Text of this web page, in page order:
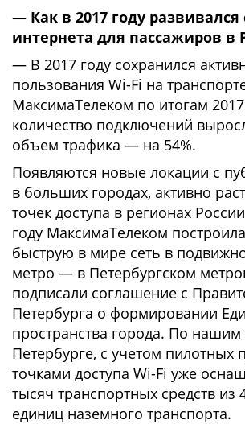
— Как в 2017 году развивался
интернета для пассажиров в
— В 2017 году сохранился
пользования Wi-Fi на
МаксимаТелеком по итогам
количество подключений
объем трафика — на 54%.
Появляются новые локации с
в больших городах, активно
точек доступа в регионах
году МаксимаТелеком
быструю в мире сеть в
метро — в Петербургском
подписали соглашение с
Петербурга о формировании
пространства города. По
Петербурге, с учетом пилотных
точками доступа Wi-Fi уже
тысяч транспортных средств из
единиц наземного транспорта.